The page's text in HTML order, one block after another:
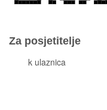
Za posjetitelje
k ulaznica